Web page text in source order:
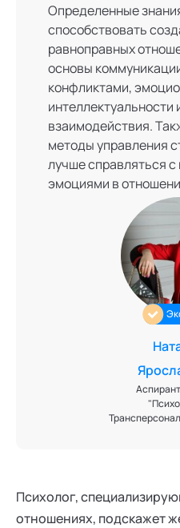
отношений.
член Союза
Определенные
способствовать
равноправных
основы
конфликтами,
интеллектуальности
взаимодействия.
методы управления
лучше справляться
эмоциями в
Психолог,
отношениях, подскажет